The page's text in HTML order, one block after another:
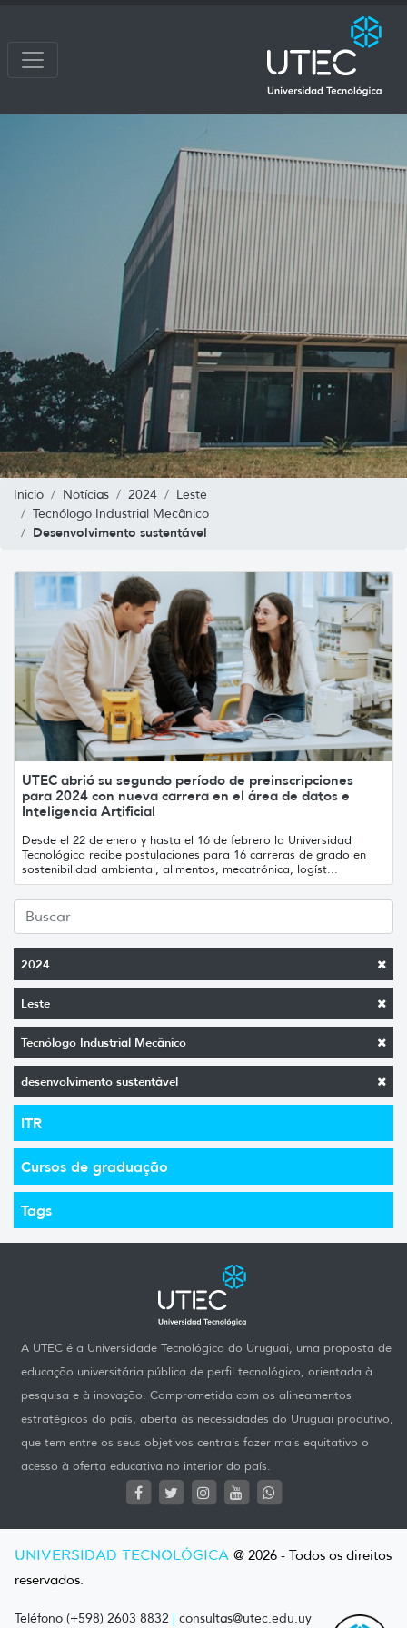
Inicio Notícias 2024
Leste
Tecnólogo Industrial Mecânico
Desenvolvimento sustentável
2024
Leste
Tecnólogo Industrial Mecânico
desenvolvimento sustentável
ITR
Cursos de graduação
Tags
UTEC abrió su segundo período de preinscripciones
para 2024 con nueva carrera en el área de datos e
Inteligencia Artificial
Desde el 22 de enero y hasta el 16 de febrero la Universidad
Tecnológica recibe postulaciones para 16 carreras de grado en
sostenibilidad ambiental, alimentos, mecatrónica, logíst...
A UTEC é a Universidade Tecnológica do Uruguai, uma proposta de
educação universitária pública de perfil tecnológico, orientada à
pesquisa e à inovação. Comprometida com os alineamentos
estratégicos do país, aberta às necessidades do Uruguai produtivo,
que tem entre os seus objetivos centrais fazer mais equitativo o
acesso à oferta educativa no interior do país.
UNIVERSIDAD TECNOLÓGICA @ 2026 - Todos os direitos
reservados.
Teléfono (+598) 2603 8832 | consultas@utec.edu.uy